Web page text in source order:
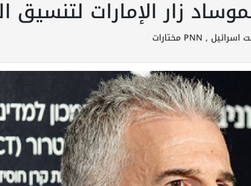
زار الإمارات لتنسيق
اسرائيل , PNN مختارات